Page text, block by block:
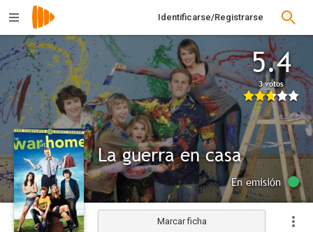
Identificarse/Registrarse
5.4
3 votos
La guerra en casa
En emisión
Marcar ficha